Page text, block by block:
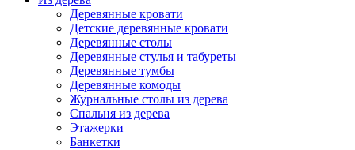
Деревянные кровати
Детские деревянные кровати
Деревянные столы
Деревянные стулья и табуреты
Деревянные тумбы
Деревянные комоды
Журнальные столы из дерева
Спальня из дерева
Этажерки
Банкетки